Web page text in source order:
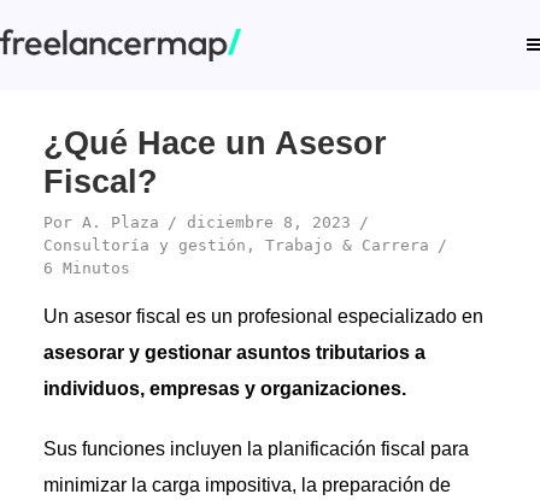
¿Qué Hace un Asesor
Fiscal?
Por A. Plaza
diciembre 8, 2023
Consultoría y gestión , Trabajo & Carrera
6 Minutos
Un asesor fiscal es un profesional especializado en
asesorar y gestionar asuntos tributarios a
individuos, empresas y organizaciones.
Sus funciones incluyen la planificación fiscal para
minimizar la carga impositiva, la preparación de